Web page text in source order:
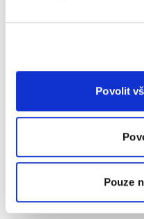
Povolit
Pouze